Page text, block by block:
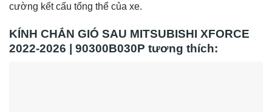
cường kết cấu tổng thể của xe.
KÍNH CHẮN GIÓ SAU MITSUBISHI XFORCE
2022-2026 | 90300B030P tương thích: